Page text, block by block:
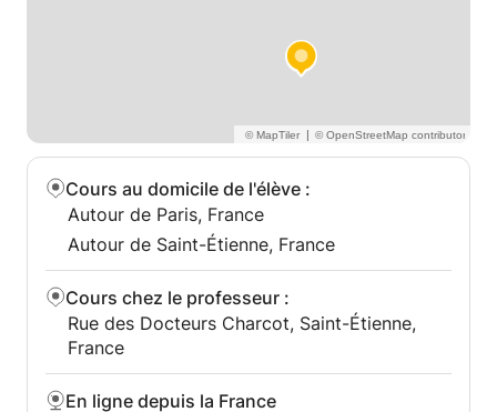
|
Cours au domicile de l'élève :
Autour de Paris, France
Autour de Saint-Étienne, France
Cours chez le professeur :
Rue des Docteurs Charcot, Saint-Étienne,
France
En ligne depuis la France